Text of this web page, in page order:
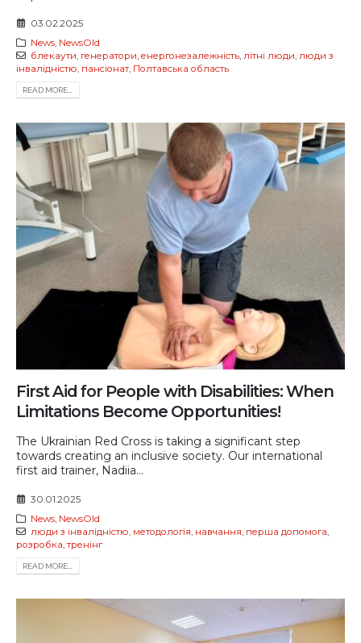
03.02.2025
News, NewsOld
блекаути, генератори, енергонезалежність, літні люди, люди з
інвалідністю, пансіонат, Полтавська область
READ MORE...
First Aid for People with Disabilities: When
Limitations Become Opportunities!
The Ukrainian Red Cross is taking a significant step
towards creating an inclusive society. Our international
first aid trainer, Nadiia...
30.01.2025
News, NewsOld
люди з інвалідністю методологія навчання перша допомога
розробка ,тренінг
READ MORE...